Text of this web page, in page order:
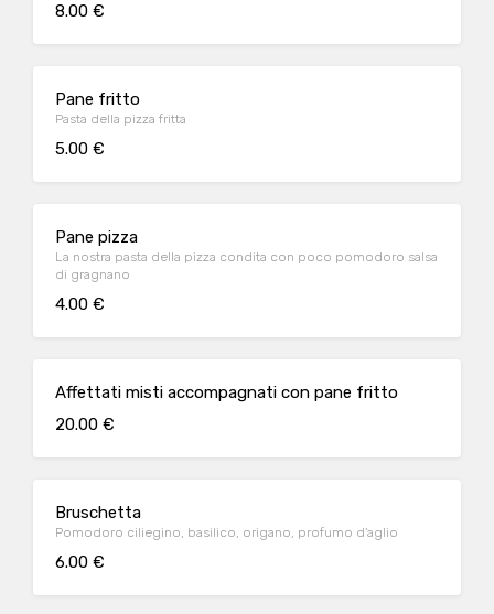
8.00 €
Pane fritto
Pasta della pizza fritta
5.00 €
Pane pizza
La nostra pasta della pizza condita con poco pomodoro salsa
di gragnano
4.00 €
Affettati misti accompagnati con pane fritto
20.00 €
Bruschetta
Pomodoro ciliegino, basilico, origano, profumo d'aglio
6.00 €